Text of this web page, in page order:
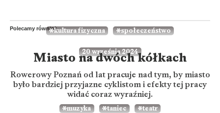
Polecamy również
20 września 2024
kultura fizyczna społeczeństwo
Miasto na dwóch kółkach
Rowerowy Poznań od lat pracuje nad tym, by miasto
było bardziej przyjazne cyklistom i efekty tej pracy
widać coraz wyraźniej.
muzyka taniec teatr